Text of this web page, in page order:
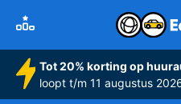
Tot 20% korting op
loopt t/m 11 augustus